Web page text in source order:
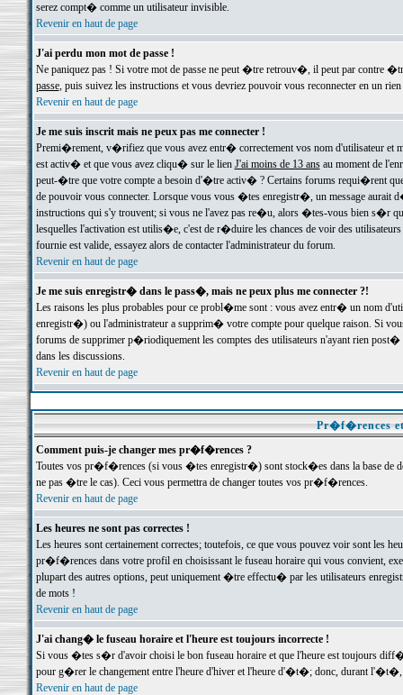
serez compt� comme un utilisateur invisible.
Revenir en haut de page
J'ai perdu mon mot de passe !
Ne paniquez pas ! Si votre mot de passe ne peut �tre retrouv�, il peut par contre
passe, puis suivez les instructions et vous devriez pouvoir vous reconnecter en un rien
Revenir en haut de page
Je me suis inscrit mais ne peux pas me connecter !
Premi�rement, v�rifiez que vous avez entr� correctement vos nom d'utilisateur
est activ� et que vous avez cliqu� sur le lien J'ai moins de 13 ansau moment de
peut-�tre que votre compte a besoin d'�tre activ� ? Certains forums requi�rent
de pouvoir vous connecter. Lorsque vous vous �tes enregistr�, un message aurait
instructions qui s'y trouvent; si vous ne l'avez pas re�u, alors �tes-vous bien s�r
lesquelles l'activation est utilis�e, c'est de r�duire les chances de voir des
fournie est valide, essayez alors de contacter l'administrateur du forum.
Revenir en haut de page
Je me suis enregistr� dans le pass�, mais ne peux plus me connecter ?!
Les raisons les plus probables pour ce probl�me sont : vous avez entr� un nom
enregistr�) ou l'administrateur a supprim� votre compte pour quelque raison. Si
forums de supprimer p�riodiquement les comptes des utilisateurs n'ayant rien
dans les discussions.
Revenir en haut de page
Pr�f�rences
Comment puis-je changer mes pr�f�rences ?
Toutes vos pr�f�rences (si vous �tes enregistr�) sont stock�es dans la base de
ne pas �tre le cas). Ceci vous permettra de changer toutes vos pr�f�rences.
Revenir en haut de page
Les heures ne sont pas correctes !
Les heures sont certainement correctes; toutefois, ce que vous pouvez voir sont
pr�f�rences dans votre profil en choisissant le fuseau horaire qui vous convient,
plupart des autres options, peut uniquement �tre effectu� par les utilisateurs
de mots !
Revenir en haut de page
J'ai chang� le fuseau horaire et l'heure est toujours incorrecte !
Si vous �tes s�r d'avoir choisi le bon fuseau horaire et que l'heure est toujours
pour g�rer le changement entre l'heure d'hiver et l'heure d'�t�; donc, durant
Revenir en haut de page